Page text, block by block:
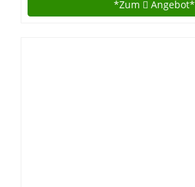
*Zum Angebot*